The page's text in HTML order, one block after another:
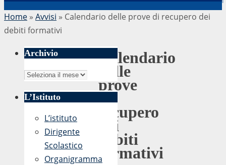
Home » Avvisi » Calendario delle prove di recupero dei
debiti formativi
Calendario
delle
prove
di
recupero
dei
debiti
formativi
Archivio
Archivio
L’Istituto
L’istituto
Dirigente
Scolastico
Organigramma